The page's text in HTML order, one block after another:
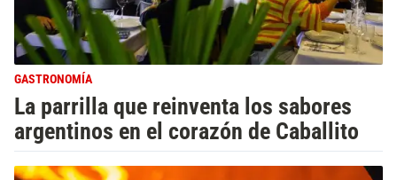
GASTRONOMÍA
La parrilla que reinventa los sabores
argentinos en el corazón de Caballito